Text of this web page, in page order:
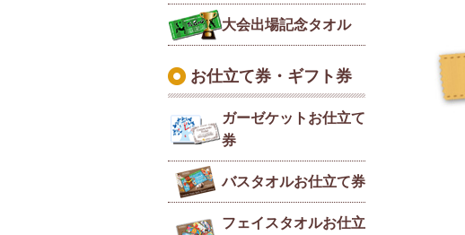
大会出場記念タオル
お仕立て券・ギフト券
ガーゼケットお仕立て
券
バスタオルお仕立て券
フェイスタオルお仕立